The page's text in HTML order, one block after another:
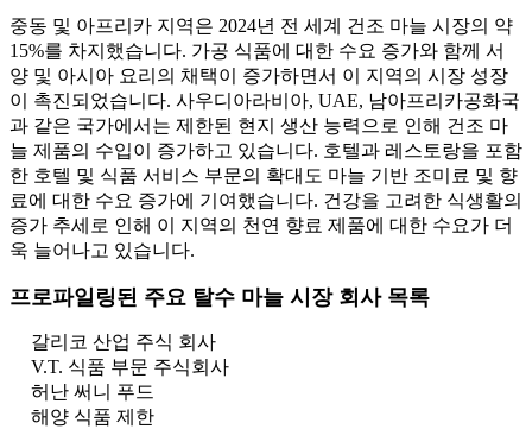
중동 및 아프리카 지역은 2024년 전 세계 건조 마늘 시장의 약
15%를 차지했습니다. 가공 식품에 대한 수요 증가와 함께 서
양 및 아시아 요리의 채택이 증가하면서 이 지역의 시장 성장
이 촉진되었습니다. 사우디아라비아, UAE, 남아프리카공화국
과 같은 국가에서는 제한된 현지 생산 능력으로 인해 건조 마
늘 제품의 수입이 증가하고 있습니다. 호텔과 레스토랑을 포함
한 호텔 및 식품 서비스 부문의 확대도 마늘 기반 조미료 및 향
료에 대한 수요 증가에 기여했습니다. 건강을 고려한 식생활의
증가 추세로 인해 이 지역의 천연 향료 제품에 대한 수요가 더
욱 늘어나고 있습니다.
프로파일링된 주요 탈수 마늘 시장 회사 목록
갈리코 산업 주식 회사
V.T. 식품 부문 주식회사
허난 써니 푸드
해양 식품 제한